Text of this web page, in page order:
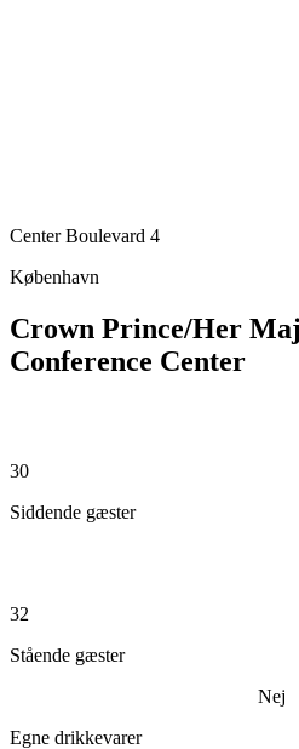
Center Boulevard 4
København
Crown Prince/Her
Conference Center
30
Siddende gæster
32
Stående gæster
Nej
Egne drikkevarer